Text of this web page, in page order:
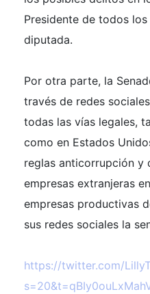
Presidente de todos los
diputada.
Por otra parte, la
través de redes
todas las vías legales,
como en Estados
reglas anticorrupción y
empresas extranjeras
empresas productivas
sus redes sociales la
https://twitter.com/